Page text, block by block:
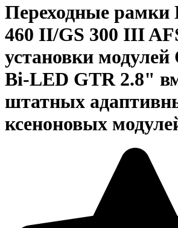
Переходные рамки
460 II/GS 300 III
установки
Bi-LED GTR 2.8"
штатных
ксеноновых